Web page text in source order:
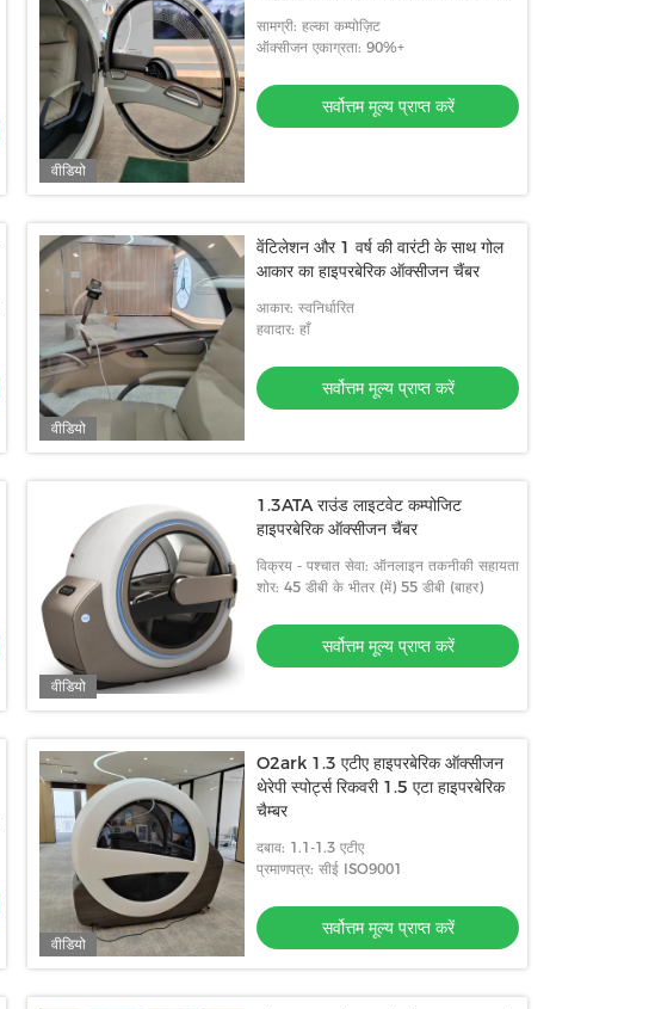
वीडियो
सामग्री: हल्का कम्पोज़िट
ऑक्सीजन एकाग्रता: 90%+
सर्वोत्तम मूल्य प्राप्त करें
वीडियो
वेंटिलेशन और 1 वर्ष की वारंटी के साथ गोल
आकार का हाइपरबेरिक ऑक्सीजन चैंबर
आकार: स्वनिर्धारित
हवादार: हाँ
सर्वोत्तम मूल्य प्राप्त करें
वीडियो
1.3ATA राउंड लाइटवेट कम्पोजिट
हाइपरबेरिक ऑक्सीजन चैंबर
विक्रय - पश्चात सेवा: ऑनलाइन तकनीकी सहायता
शोर: 45 डीबी के भीतर (में) 55 डीबी (बाहर)
सर्वोत्तम मूल्य प्राप्त करें
वीडियो
O2ark 1.3 एटीए हाइपरबेरिक ऑक्सीजन
थेरेपी स्पोर्ट्स रिकवरी 1.5 एटा हाइपरबेरिक
चैम्बर
दबाव: 1.1-1.3 एटीए
प्रमाणपत्र: सीई ISO9001
सर्वोत्तम मूल्य प्राप्त करें